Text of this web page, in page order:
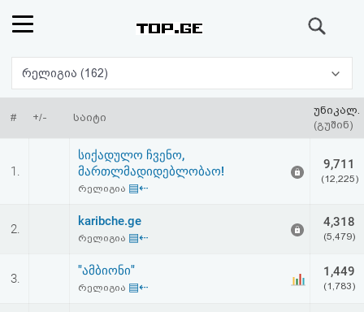
რეიტინგი
(მთავარი)
ფოსტა
რელიგია (162)
# +/- საიტი
უნიკალ.
(გუშინ)
1.
სიქადულო ჩვენო,
მართლმადიდებლობაო!
რელიგია ▤⇠
9,711
(12,225)
2.
karibche.ge
რელიგია ▤⇠
4,318
(5,479)
3.
"ამბიონი"
რელიგია ▤⇠
1,449
(1,783)